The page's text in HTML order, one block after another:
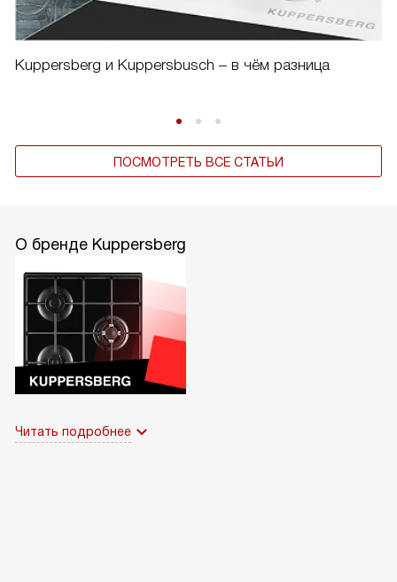
Kuppersberg и Kuppersbusch – в чём разница
ПОСМОТРЕТЬ ВСЕ СТАТЬИ
О бренде Kuppersberg
Читать подробнее